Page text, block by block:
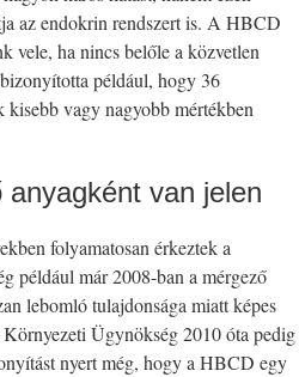
az endokrin rendszert is. A HBCD
vele, ha nincs belőle a közvetlen
például, hogy 36
kisebb vagy nagyobb mértékben
van jelen
folyamatosan érkeztek a
például már 2008-ban a mérgező
lebomló tulajdonsága miatt képes
Ügynökség 2010 óta pedig
nyert még, hogy a HBCD egy